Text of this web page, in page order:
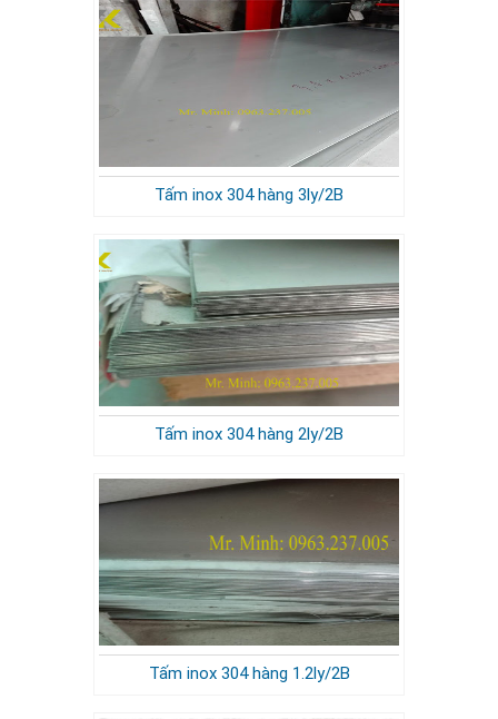
Tấm inox 304 hàng 3ly/2B
Tấm inox 304 hàng 2ly/2B
Tấm inox 304 hàng 1.2ly/2B